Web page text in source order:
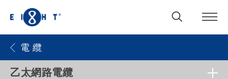
電 纜
乙太網路電纜